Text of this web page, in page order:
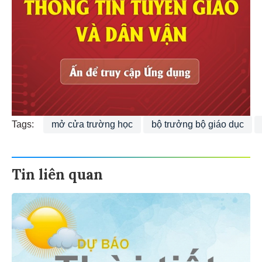
Tags: mở cửa trường học bộ trưởng bộ giáo dục
Tin liên quan